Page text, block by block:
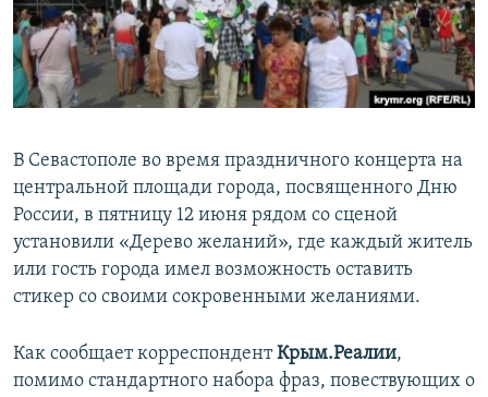
ПОБЕДИТЕЛЕЙ НЕ СУДЯТ?
КРЫМ.НЕПОКОРЕННЫЙ
ELIFBE
ПРИСОЕДИНЯЙТЕСЬ!
Все сайты RFE/RL
В Севастополе во время праздничного концерта на
центральной площади города, посвященного Дню
России, в пятницу 12 июня рядом со сценой
установили «Дерево желаний», где каждый житель
или гость города имел возможность оставить
стикер со своими сокровенными желаниями.
Как сообщает корреспондентКрым.Реалии,
помимо стандартного набора фраз, повествующих о